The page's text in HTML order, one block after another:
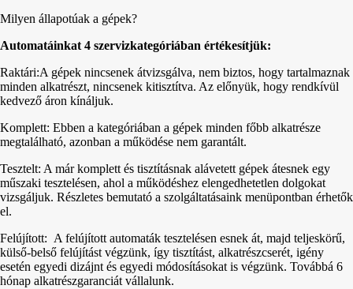
Milyen állapotúak a gépek?
Automatáinkat 4 szervizkategóriában értékesítjük:
Raktári:A gépek nincsenek átvizsgálva, nem biztos, hogy tartalmaznak
minden alkatrészt, nincsenek kitisztítva. Az előnyük, hogy rendkívül
kedvező áron kínáljuk.
Komplett: Ebben a kategóriában a gépek minden főbb alkatrésze
megtalálható, azonban a működése nem garantált.
Tesztelt: A már komplett és tisztításnak alávetett gépek átesnek egy
műszaki tesztelésen, ahol a működéshez elengedhetetlen dolgokat
vizsgáljuk. Részletes bemutató a szolgáltatásaink menüpontban érhetők
el.
Felújított: A felújított automaták tesztelésen esnek át, majd teljeskörű,
külső-belső felújítást végzünk, így tisztítást, alkatrészcserét, igény
esetén egyedi dizájnt és egyedi módosításokat is végzünk. Továbbá 6
hónap alkatrészgaranciát vállalunk.